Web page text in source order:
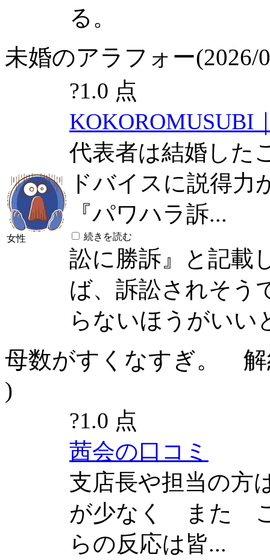
る。
未婚のアラフォー(2026/
女性
?1.0 点
KOKOROMUSUBI
代表者は結婚した
ドバイスに説得力
『パワハラ訴...
続きを読む
訟に勝訴』と記載
ば、訴訟されそう
らないほうがいい
母数がすくなすぎ。
)
?1.0 点
茜会の口コミ
支店長や担当の
が少なく また こ
らの反応は皆...